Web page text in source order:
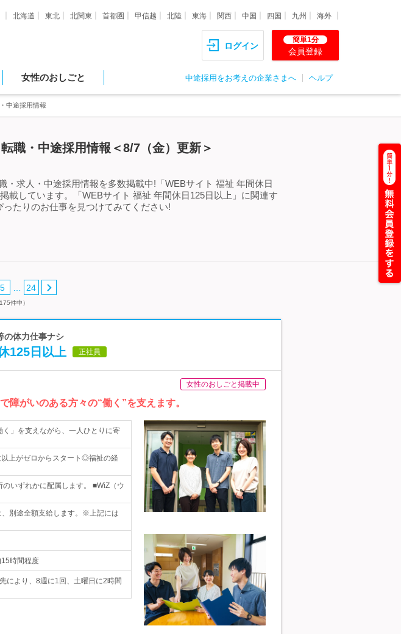
北海道 東北 北関東 首都圏 甲信越 北陸 東海 関西 中国 四国 九州 海外
ログイン
簡単1分
会員登録
女性のおしごと 中途採用をお考えの企業さまへ ヘルプ
中途採用情報
職・中途採用情報＜8/7（金）更新＞
求人・中途採用情報を多数掲載中!「WEBサイト 福祉 年間休日
載しています。「WEBサイト 福祉 年間休日125日以上」に関連す
たりのお仕事を見つけてみてください!
5 24
件中）
の体力仕事ナシ
125日以上 正社員
女性のおしごと掲載中
障がいのある方々の“働く”を支えます。
く」を支えながら、一人ひとりに寄
上がゼロからスタート◎福祉の経
いずれかに配属します。 ■WiZ（ウ
別途全額支給します。※上記には
時間程度
により、8週に1回、土曜日に2時間